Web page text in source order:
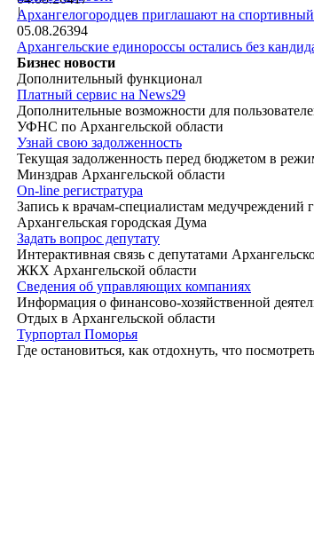
|Архангелогородцев приглашают на
05.08.26394
Архангельские единороссы остались без
Бизнес новости
Дополнительный функционал
Платный сервис на News29
Дополнительные возможности для
УФНС по Архангельской области
Узнай свою задолженность
Текущая задолженность перед бюджетом в
Минздрав Архангельской области
On-line регистратура
Запись к врачам-специалистам медучреждений
Архангельская городская Дума
Задать вопрос депутату
Интерактивная связь с депутатами
ЖКХ Архангельской области
Сведения об управляющих компаниях
Информация о финансово-хозяйственной
Отдых в Архангельской области
Турпортал Поморья
Где остановиться, как отдохнуть, что посмотреть